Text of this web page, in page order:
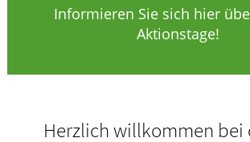
Informieren Sie sich hier
Aktionstage!
Herzlich willkommen bei